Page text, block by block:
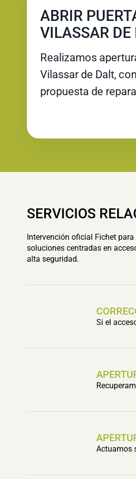
ABRIR
VILASSAR DE
Realizamos
Vilassar de Dalt,
propuesta de
SERVICIOS
Intervención oficial Fichet
soluciones centradas en
alta seguridad.
Si el
Actuamos